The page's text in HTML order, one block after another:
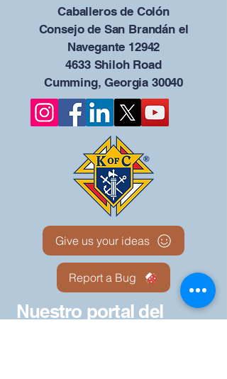
Caballeros de Colón
Consejo de San Brandán el
Navegante 12942
4633 Shiloh Road
Cumming, Georgia 30040
Give us your ideas
Report a Bug
Nuestro portal del